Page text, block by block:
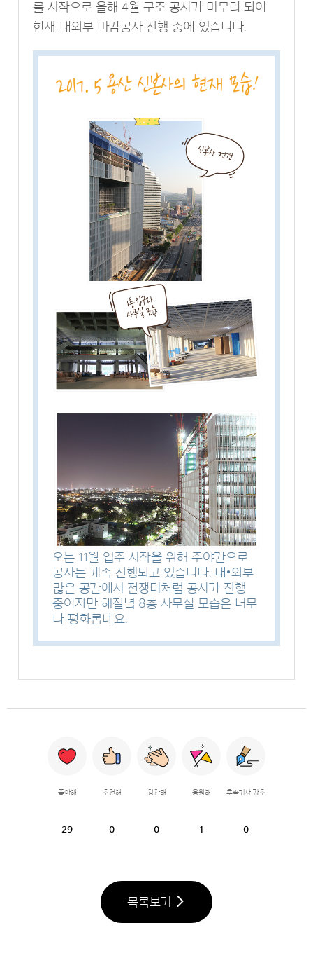
를 시작으로 올해 4월 구조 공사가 마무리 되어
현재 내외부 마감공사 진행 중에 있습니다.
오는 11월 입주 시작을 위해 주야간으로
공사는 계속 진행되고 있습니다. 내•외부
많은 공간에서 전쟁터처럼 공사가 진행
중이지만 해질녘 8층 사무실 모습은 너무
나 평화롭네요.
좋아해
29
추천해
0
칭찬해
0
응원해
1
후속기사 강추
0
목록보기